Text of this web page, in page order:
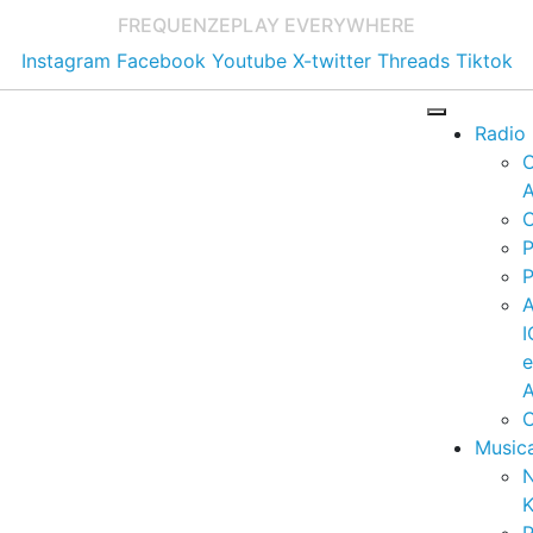
FREQUENZEPLAY EVERYWHERE
Instagram Facebook Youtube X-twitter Threads Tiktok
Radio
e